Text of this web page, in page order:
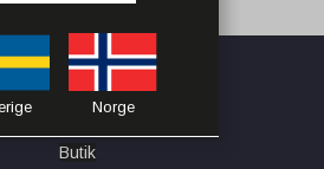
INFORMATION
Butik
Norge